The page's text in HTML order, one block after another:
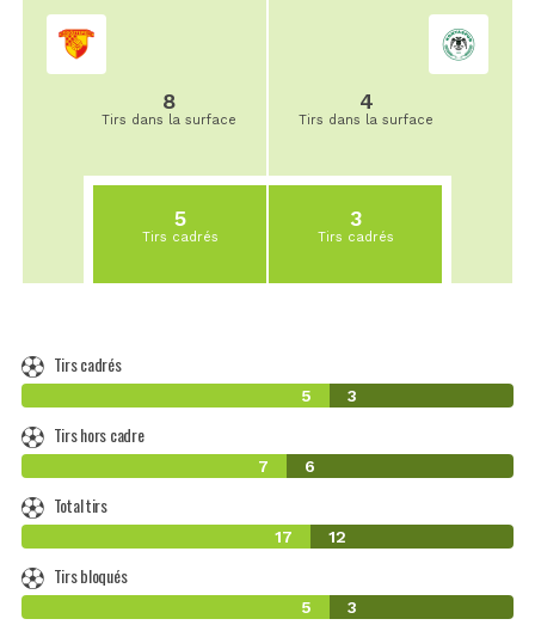
8
Tirs dans la surface
5
Tirs cadrés
4
Tirs dans la surface
3
Tirs cadrés
Tirs cadrés
5 3
Tirs hors cadre
7 6
Total tirs
17 12
Tirs bloqués
5 3